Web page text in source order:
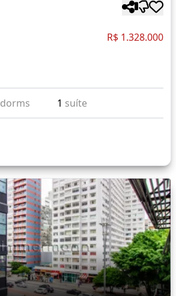
R$ 1.328.000
dorms 1 suíte